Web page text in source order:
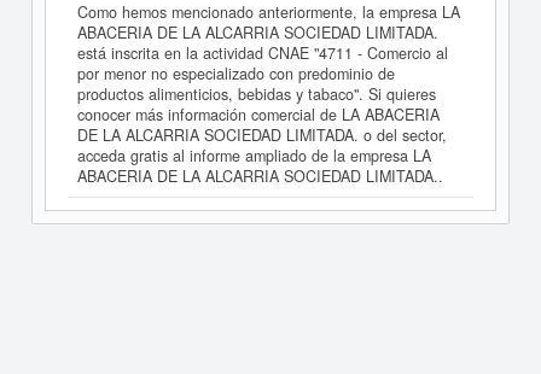
Como hemos mencionado anteriormente, la empresa LA
ABACERIA DE LA ALCARRIA SOCIEDAD LIMITADA.
está inscrita en la actividad CNAE "4711 - Comercio al
por menor no especializado con predominio de
productos alimenticios, bebidas y tabaco". Si quieres
conocer más información comercial de LA ABACERIA
DE LA ALCARRIA SOCIEDAD LIMITADA. o del sector,
acceda gratis al informe ampliado de la empresa LA
ABACERIA DE LA ALCARRIA SOCIEDAD LIMITADA..